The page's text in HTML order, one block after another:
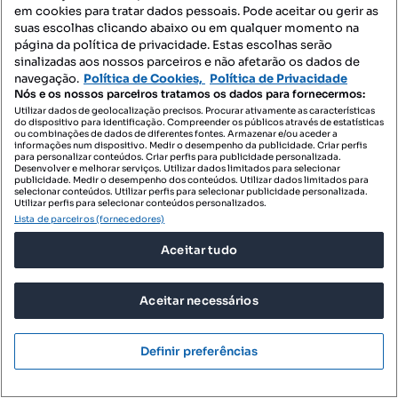
Grupo RE/MAX Latina
Profissional
em cookies para tratar dados pessoais. Pode aceitar ou gerir as
suas escolhas clicando abaixo ou em qualquer momento na
página da política de privacidade. Estas escolhas serão
sinalizadas aos nossos parceiros e não afetarão os dados de
navegação. Política de Cookies, Política de Privacidade
Nós e os nossos parceiros tratamos os dados para fornecermos:
Utilizar dados de geolocalização precisos. Procurar ativamente as características
do dispositivo para identificação. Compreender os públicos através de estatísticas
ou combinações de dados de diferentes fontes. Armazenar e/ou aceder a
informações num dispositivo. Medir o desempenho da publicidade. Criar perfis
para personalizar conteúdos. Criar perfis para publicidade personalizada.
Desenvolver e melhorar serviços. Utilizar dados limitados para selecionar
publicidade. Medir o desempenho dos conteúdos. Utilizar dados limitados para
selecionar conteúdos. Utilizar perfis para selecionar publicidade personalizada.
Utilizar perfis para selecionar conteúdos personalizados.
Lista de parceiros (fornecedores)
Aceitar tudo
Aceitar necessários
Definir preferências